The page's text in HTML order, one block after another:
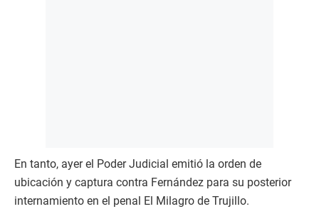
En tanto, ayer el Poder Judicial emitió la orden de
ubicación y captura contra Fernández para su posterior
internamiento en el penal El Milagro de Trujillo.